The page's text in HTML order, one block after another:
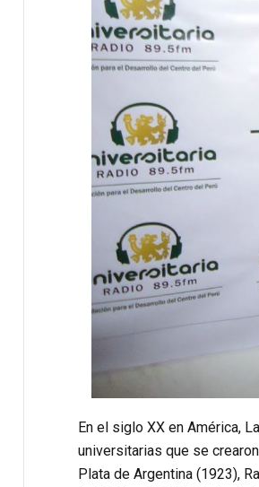
En el siglo XX en América,
universitarias que se
Plata de Argentina (1923),